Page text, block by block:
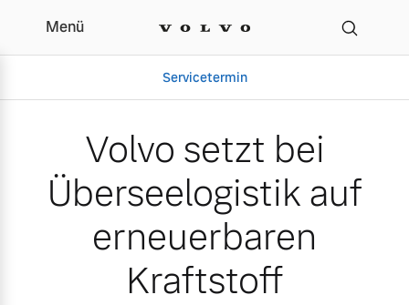
Volvo setzt bei
Menü
Servicetermin
Volvo setzt bei
Überseelogistik auf
erneuerbaren
Kraftstoff